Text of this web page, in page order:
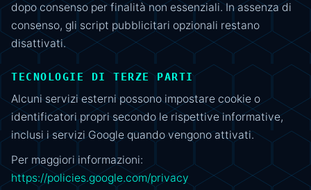
dopo consenso per finalità non essenziali. In assenza di
consenso, gli script pubblicitari opzionali restano
disattivati.
TECNOLOGIE DI TERZE PARTI
Alcuni servizi esterni possono impostare cookie o
identificatori propri secondo le rispettive informative,
inclusi i servizi Google quando vengono attivati.
Per maggiori informazioni:
https://policies.google.com/privacy